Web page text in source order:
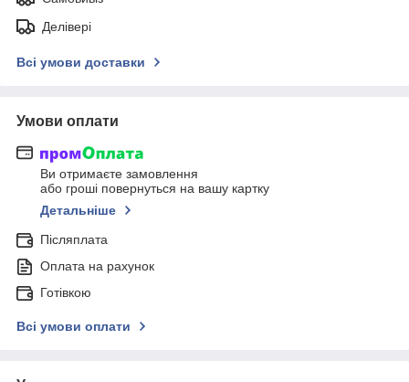
Делівері
Всі умови доставки
Умови оплати
Ви отримаєте замовлення
або гроші повернуться на вашу картку
Детальніше
Післяплата
Оплата на рахунок
Готівкою
Всі умови оплати